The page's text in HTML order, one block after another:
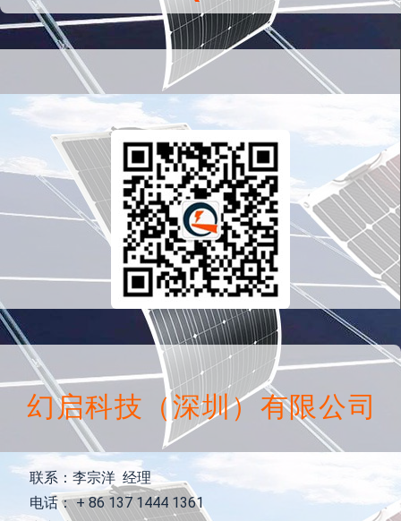
幻启科技（深圳）有限公司
联系：李宗洋 经理
电话： + 86 137 1444 1361